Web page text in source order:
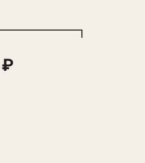
₽